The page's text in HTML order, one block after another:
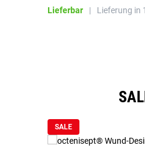
Lieferbar | Lieferung in
SALE